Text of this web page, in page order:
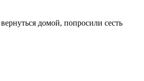
домой, попросили сесть